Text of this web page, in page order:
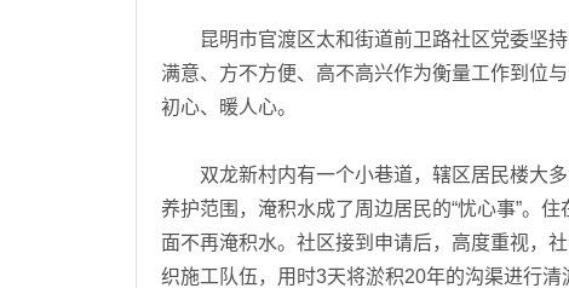
昆明市官渡区太和街道前卫路社区党委坚持
满意、方不方便、高不高兴作为衡量工作到位
初心、暖人心。
双龙新村内有一个小巷道，辖区居民楼大多
养护范围，淹积水成了周边居民的“忧心事”。
面不再淹积水。社区接到申请后，高度重视，
织施工队伍，用时3天将淤积20年的沟渠进行清